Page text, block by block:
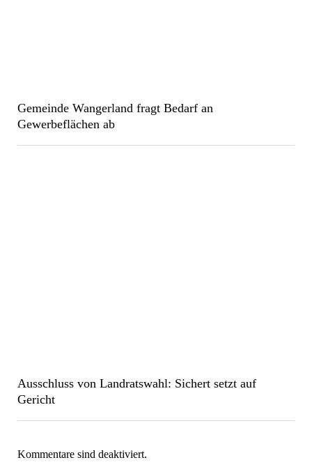
Gemeinde Wangerland fragt Bedarf an
Gewerbeflächen ab
Ausschluss von Landratswahl: Sichert setzt auf
Gericht
Kommentare sind deaktiviert.